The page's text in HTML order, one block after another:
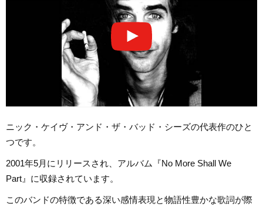
ニック・ケイヴ・アンド・ザ・バッド・シーズの代表作のひと
つです。
2001年5月にリリースされ、アルバム『No More Shall We
Part』に収録されています。
このバンドの特徴である深い感情表現と物語性豊かな歌詞が際